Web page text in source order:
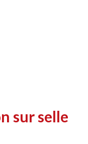
sur selle